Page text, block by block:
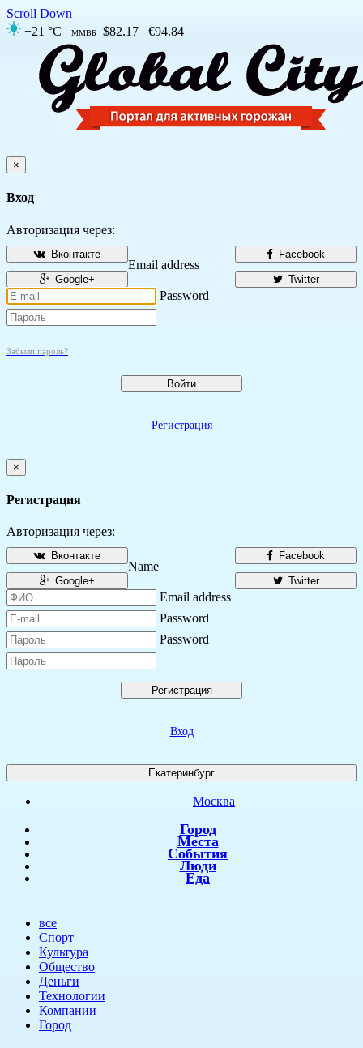
Scroll Down
+21 °C
ММВБ $82.17 €94.84
×
Вход
Авторизация через:
Facebook
Вконтакте
Twitter
Google+
Email address
Password
Забыли пароль?
Войти
Регистрация
×
Регистрация
Авторизация через:
Facebook
Вконтакте
Twitter
Google+
Name
Email address
Password
Password
Регистрация
Вход
Екатеринбург
Москва
Город
Места
События
Люди
Еда
все
Спорт
Культура
Общество
Деньги
Технологии
Компании
Город